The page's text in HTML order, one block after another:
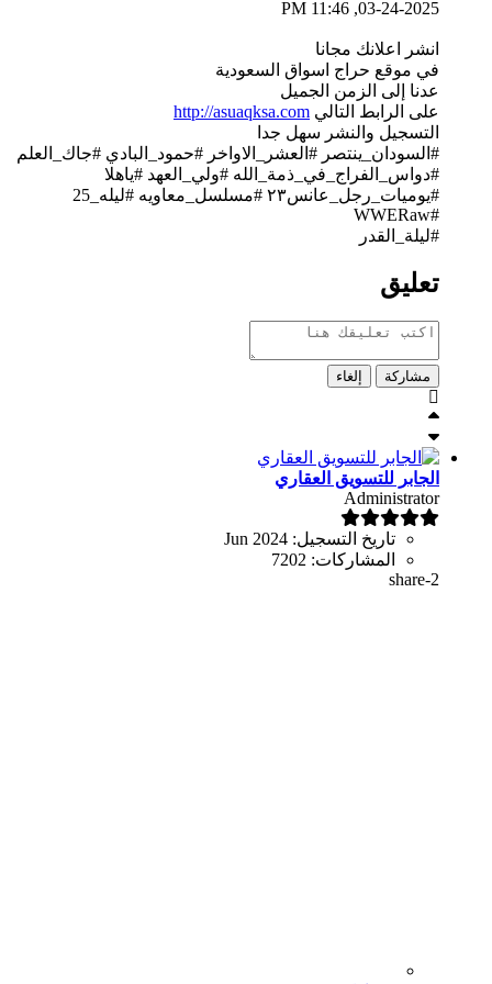
03-24-2025, 11:46 PM
انشر اعلانك مجانا
في موقع حراج اسواق السعودية
عدنا إلى الزمن الجميل
على الرابط التالي http://asuaqksa.com
التسجيل والنشر سهل جدا
#السودان_ينتصر #العشر_الاواخر #حمود_البادي #جاك_العلم
#دواس_الفراج_في_ذمة_الله #ولي_العهد #ياهلا
#يوميات_رجل_عانس٢٣ #مسلسل_معاويه​ #ليله_25
#WWERaw
#ليلة_القدر​
تعليق
مشاركة إلغاء
الجابر للتسويق العقاري
Administrator
تاريخ التسجيل: Jun 2024
المشاركات: 7202
share-2